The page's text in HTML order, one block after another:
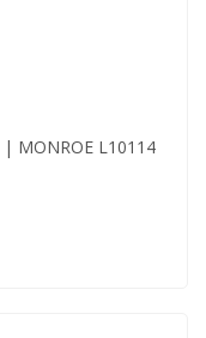
| MONROE L10114